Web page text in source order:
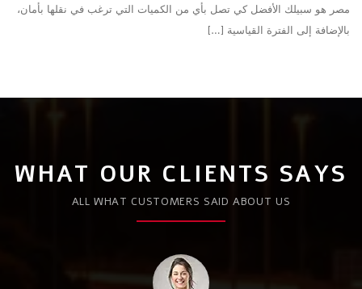
مصر هو سبيلك الأفضل كي تصل بأي من الكميات التي ترغب في نقلها بأمان،
بالإضافة إلى الفترة القياسية […]
WHAT OUR CLIENTS SAYS
ALL WHAT CUSTOMERS SAID ABOUT US